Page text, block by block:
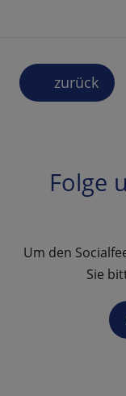
zurück
Folge
Um den
Sie